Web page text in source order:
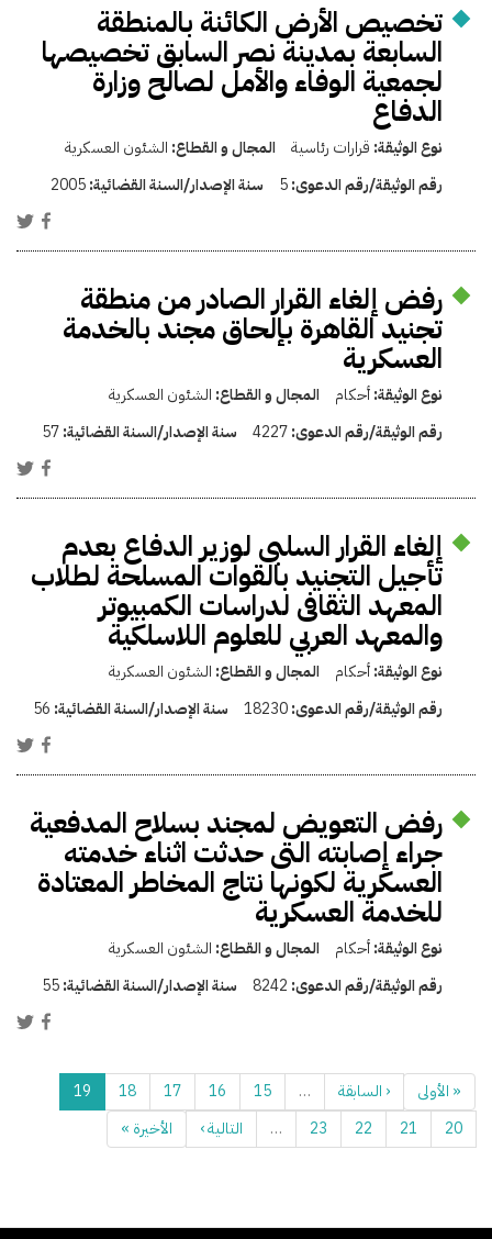
تخصيص الأرض الكائنة بالمنطقة
السابعة بمدينة نصر السابق تخصيصها
لجمعية الوفاء والأمل لصالح وزارة
الدفاع
نوع الوثيقة: قرارات رئاسية المجال و القطاع: الشئون العسكرية
رقم الوثيقة/رقم الدعوى:5 سنة الإصدار/السنة القضائية:2005
رفض إلغاء القرار الصادر من منطقة
تجنيد القاهرة بإلحاق مجند بالخدمة
العسكرية
نوع الوثيقة:أحكام المجال و القطاع: الشئون العسكرية
رقم الوثيقة/رقم الدعوى:4227 سنة الإصدار/السنة القضائية:57
إلغاء القرار السلبى لوزير الدفاع بعدم
تأجيل التجنيد بالقوات المسلحة لطلاب
المعهد الثقافى لدراسات الكمبيوتر
والمعهد العربي للعلوم اللاسلكية
نوع الوثيقة:أحكام المجال و القطاع: الشئون العسكرية
رقم الوثيقة/رقم الدعوى:18230 سنة الإصدار/السنة القضائية: 56
رفض التعويض لمجند بسلاح المدفعية
جراء إصابته التى حدثت اثناء خدمته
العسكرية لكونها نتاج المخاطر المعتادة
للخدمة العسكرية
نوع الوثيقة:أحكام المجال و القطاع: الشئون العسكرية
رقم الوثيقة/رقم الدعوى: 8242 سنة الإصدار/السنة القضائية:55
« الأولى ‹ السابقة …
15
16
17
18
19
20
21
22
23
… التالية › الأخيرة »